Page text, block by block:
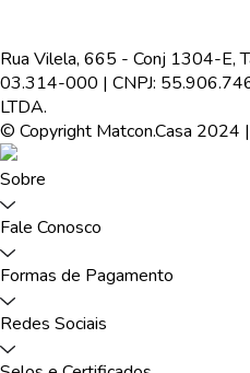
Rua Vilela, 665 - Conj 1304-E,
03.314-000 | CNPJ:
LTDA.
© Copyright Matcon.Casa 2024
Sobre
Fale Conosco
Formas de Pagamento
Redes Sociais